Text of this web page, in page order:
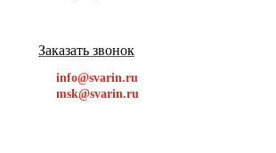
Заказать звонок
info@svarin.ru
msk@svarin.ru